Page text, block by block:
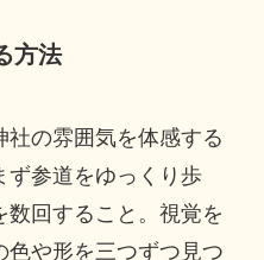
方法
の雰囲気を体感する
ず参道をゆっくり歩
数回すること。視覚を
や形を三つずつ見つ